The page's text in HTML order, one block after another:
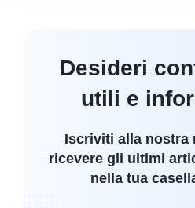
Desideri
utili e
Iscriviti alla nostra
ricevere gli ultimi
nella tua